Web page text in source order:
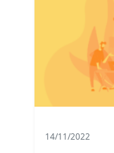
14/11/2022